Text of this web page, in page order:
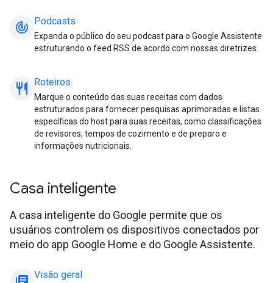
track_changes Podcasts
Expanda o público do seu podcast para o Google Assistente
estruturando o feed RSS de acordo com nossas diretrizes.
restaurant_meal
Roteiros
Marque o conteúdo das suas receitas com dados
estruturados para fornecer pesquisas aprimoradas e listas
específicas do host para suas receitas, como classificações
de revisores, tempos de cozimento e de preparo e
informações nutricionais.
Casa inteligente
A casa inteligente do Google permite que os
usuários controlem os dispositivos conectados por
meio do app Google Home e do Google Assistente.
Visão geral